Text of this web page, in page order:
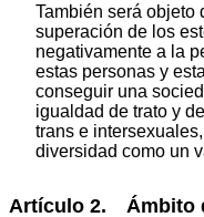
También será objeto
superación de los
negativamente a la
estas personas y
conseguir una
igualdad de trato y
trans e
diversidad como un
Artículo 2. Ámbito